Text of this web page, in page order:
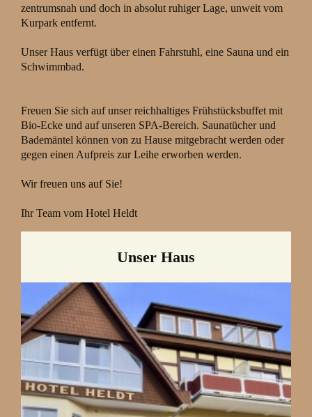
zentrumsnah und doch in absolut ruhiger Lage, unweit vom
Kurpark entfernt.
Unser Haus verfügt über einen Fahrstuhl, eine Sauna und ein
Schwimmbad.
Freuen Sie sich auf unser reichhaltiges Frühstücksbuffet mit
Bio-Ecke und auf unseren SPA-Bereich. Saunatücher und
Bademäntel können von zu Hause mitgebracht werden oder
gegen einen Aufpreis zur Leihe erworben werden.
Wir freuen uns auf Sie!
Ihr Team vom Hotel Heldt
Unser Haus